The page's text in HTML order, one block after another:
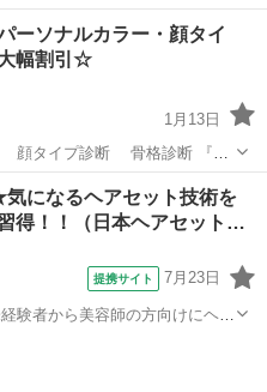
イスラインにも変化！さらに
他 セッション
ーソナルカラー・顔タイ
幅割引☆
1月13日
イプ診断 骨格診断 『診
という学生さんのお声を受
！ ※二十歳以上の方限定。十代
他
になるヘアセット技術を
得！！（日本ヘアセット…
提携サイト 7月23日
験者から美容師の方向けにヘア